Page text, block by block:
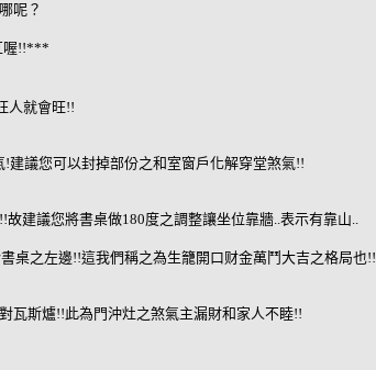
呢？
喔!!***
人就會旺!!
建議您可以封掉部份之和室窗戶化解穿堂煞氣!!
建議您將書桌做180度之調整讓坐位靠牆..表示有靠山..
桌之左邊!!這我們稱之為生籠開口财金萬鬥大吉之格局也!!
瓦斯爐!!此為門沖灶之煞氣主漏財和家人不睦!!